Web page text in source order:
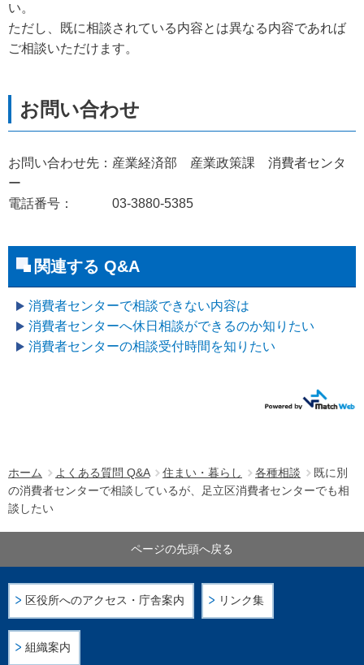
ホーム よくある質問 Q&A 住まい・暮らし 各種相談
既に別
の消費者センターで相談しているが、足立区消費者センターでも相
談したい
い。
ただし、既に相談されている内容とは異なる内容であれば
ご相談いただけます。
お問い合わせ先：産業経済部 産業政策課 消費者センタ
ー
電話番号： 03-3880-5385
関連する Q&A
消費者センターで相談できない内容は
消費者センターへ休日相談ができるのか知りたい
消費者センターの相談受付時間を知りたい
区役所へのアクセス・庁舎案内 リンク集
組織案内
ページの先頭へ戻る